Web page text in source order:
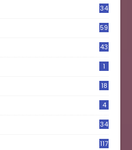
34
59
43
1
18
4
34
117